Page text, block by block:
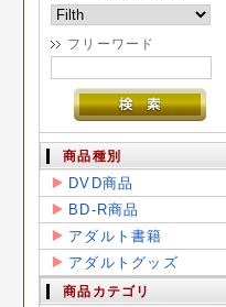
フリーワード
商品種別
DVD商品
BD-R商品
アダルト書籍
アダルトグッズ
商品カテゴリ